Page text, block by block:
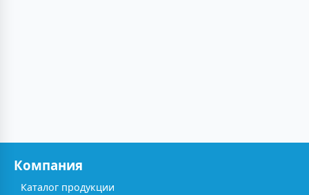
Компания
Каталог продукции